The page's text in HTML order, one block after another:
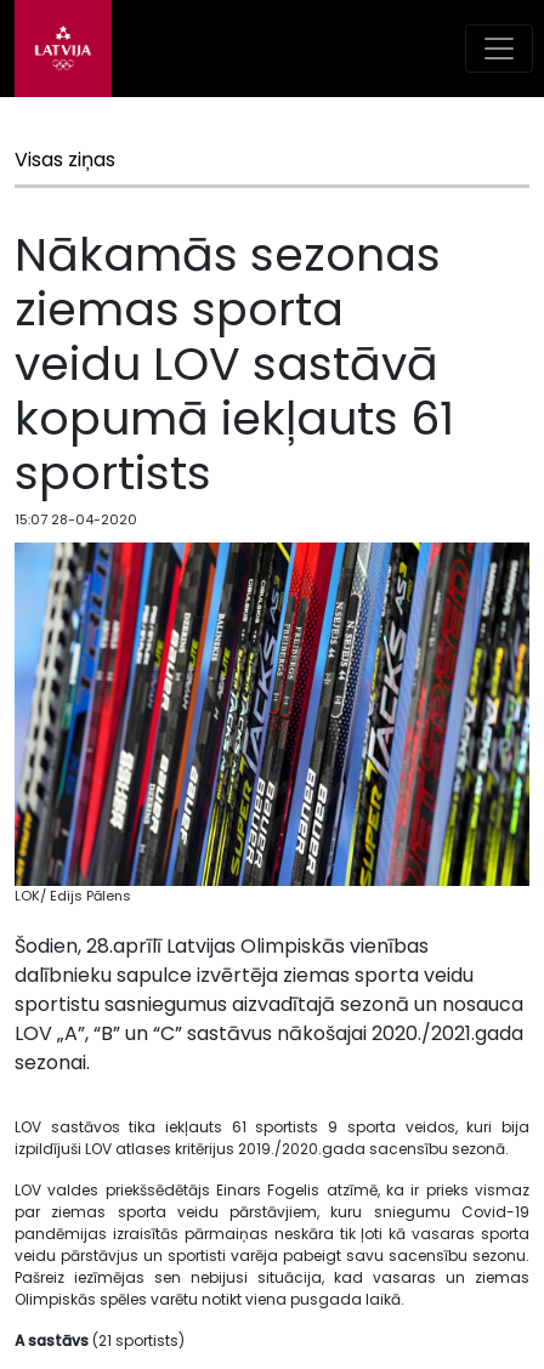
Visas ziņas
Nākamās sezonas
ziemas sporta
veidu LOV sastāvā
kopumā iekļauts 61
sportists
15:07 28-04-2020
LOK/ Edijs Pālens
Šodien, 28.aprīlī Latvijas Olimpiskās vienības
dalībnieku sapulce izvērtēja ziemas sporta veidu
sportistu sasniegumus aizvadītajā sezonā un nosauca
LOV „A”, “B” un “C” sastāvus nākošajai 2020./2021.gada
sezonai.
LOV sastāvos tika iekļauts 61 sportists 9 sporta veidos, kuri bija
izpildījuši LOV atlases kritērijus 2019./2020.gada sacensību sezonā.
LOV valdes priekšsēdētājs Einars Fogelis atzīmē, ka ir prieks vismaz
par ziemas sporta veidu pārstāvjiem, kuru sniegumu Covid-19
pandēmijas izraisītās pārmaiņas neskāra tik ļoti kā vasaras sporta
veidu pārstāvjus un sportisti varēja pabeigt savu sacensību sezonu.
Pašreiz iezīmējas sen nebijusi situācija, kad vasaras un ziemas
Olimpiskās spēles varētu notikt viena pusgada laikā.
A sastāvs(21 sportists)